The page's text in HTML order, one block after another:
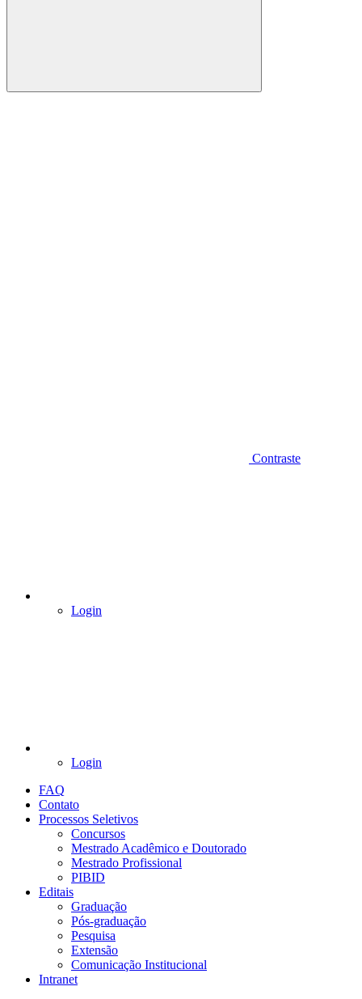
Buscar
Contraste
Login
Login
FAQ
Contato
Processos Seletivos
Concursos
Mestrado Acadêmico e Doutorado
Mestrado Profissional
PIBID
Editais
Graduação
Pós-graduação
Pesquisa
Extensão
Comunicação Institucional
Intranet